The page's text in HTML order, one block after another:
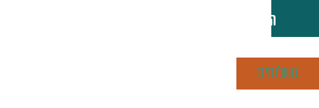
הסניפים
משלוחים